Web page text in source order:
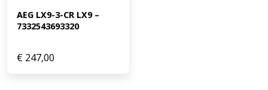
AEG LX9-3-CR LX9 –
7332543693320
€ 247,00